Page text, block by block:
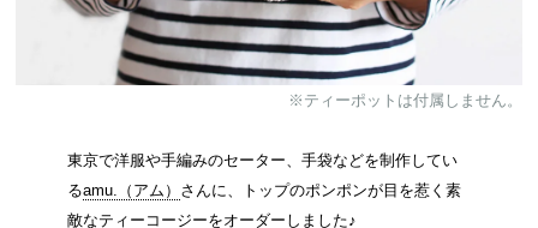
※ティーポットは付属しません。
東京で洋服や手編みのセーター、手袋などを制作してい
るamu.（アム） さんに、トップのポンポンが目を惹く素
敵なティーコージーをオーダーしました♪